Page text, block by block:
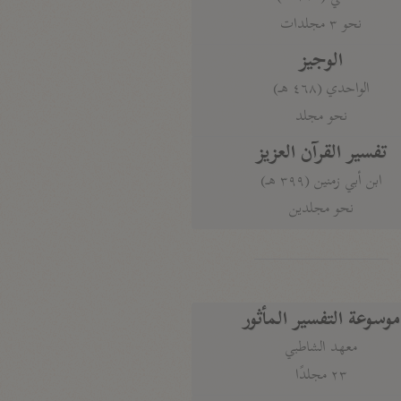
نحو ٣ مجلدات
الوجيز
الواحدي (٤٦٨ هـ)
نحو مجلد
تفسير القرآن العزيز
ابن أبي زمنين (٣٩٩ هـ)
نحو مجلدين
موسوعة التفسير المأثور
معهد الشاطبي
٢٣ مجلدًا